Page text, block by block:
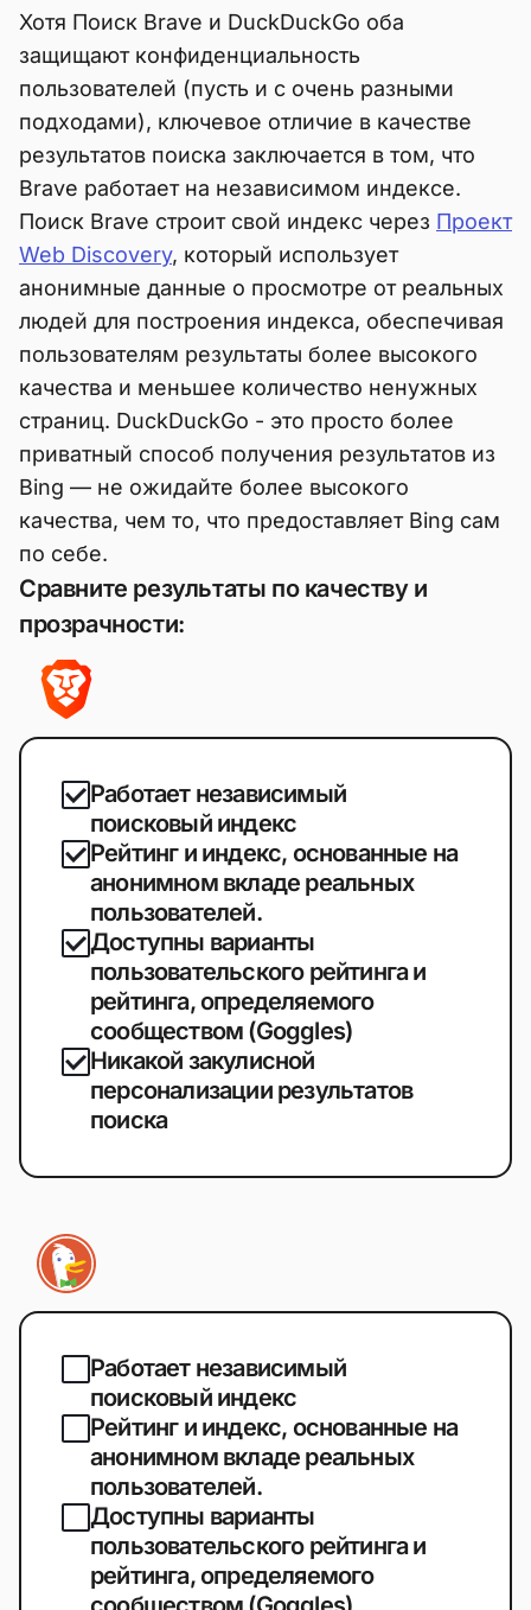
Хотя Поиск Brave и DuckDuckGo оба
защищают конфиденциальность
пользователей (пусть и с очень разными
подходами), ключевое отличие в качестве
результатов поиска заключается в том, что
Brave работает на независимом индексе.
Поиск Brave строит свой индекс через Проект
Web Discovery, который использует
анонимные данные о просмотре от реальных
людей для построения индекса, обеспечивая
пользователям результаты более высокого
качества и меньшее количество ненужных
страниц. DuckDuckGo - это просто более
приватный способ получения результатов из
Bing — не ожидайте более высокого
качества, чем то, что предоставляет Bing сам
по себе.
Сравните результаты по качеству и
прозрачности:
Работает независимый
поисковый индекс
Рейтинг и индекс, основанные на
анонимном вкладе реальных
пользователей.
Доступны варианты
пользовательского рейтинга и
рейтинга, определяемого
сообществом (Goggles)
Никакой закулисной
персонализации результатов
поиска
Работает независимый
поисковый индекс
Рейтинг и индекс, основанные на
анонимном вкладе реальных
пользователей.
Доступны варианты
пользовательского рейтинга и
рейтинга, определяемого